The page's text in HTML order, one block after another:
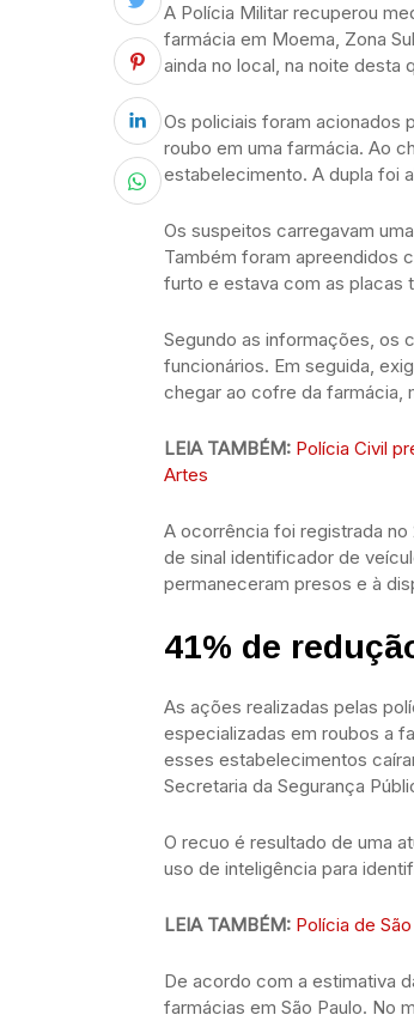
A Polícia Militar recuperou
farmácia em Moema, Zona
ainda no local, na noite desta
Os policiais foram acionados
roubo em uma farmácia. Ao
estabelecimento. A dupla foi
Os suspeitos carregavam
Também foram apreendidos
furto e estava com as placas
Segundo as informações, os
funcionários. Em seguida,
chegar ao cofre da farmácia,
LEIA TAMBÉM: Polícia Civil
Artes
A ocorrência foi registrada
de sinal identificador de
permaneceram presos e à
41% de
As ações realizadas pelas
especializadas em roubos a
esses estabelecimentos
Secretaria da Segurança
O recuo é resultado de uma
uso de inteligência para
LEIA TAMBÉM: Polícia de
De acordo com a estimativa
farmácias em São Paulo. No